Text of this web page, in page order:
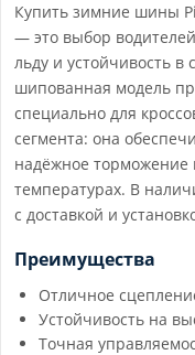
Купить зимние шины
— это выбор
льду и устойчивость
шипованная модель
специально для
сегмента: она
надёжное торможение
температурах. В
с доставкой и
Преимущества
Отличное
Устойчивость на
Точная